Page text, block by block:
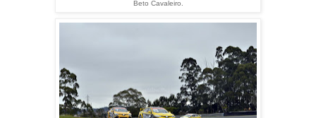
Beto Cavaleiro.